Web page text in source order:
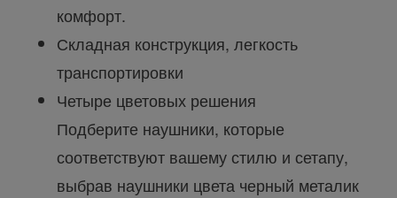
комфорт.
Складная конструкция, легкость
транспортировки
Четыре цветовых решения
Подберите наушники, которые
соответствуют вашему стилю и сетапу,
выбрав наушники цвета черный металик